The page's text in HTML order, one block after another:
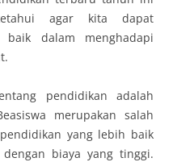
agar kita dapat
dalam menghadapi
pendidikan adalah
merupakan salah
yang lebih baik
biaya yang tinggi.